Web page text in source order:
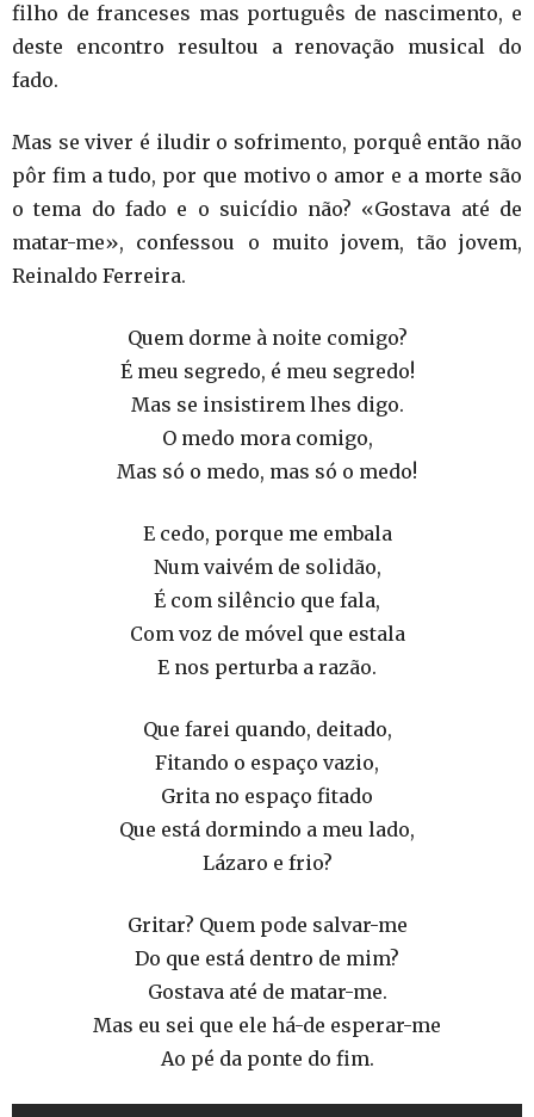
filho de franceses mas português de nascimento, e
deste encontro resultou a renovação musical do
fado.
Mas se viver é iludir o sofrimento, porquê então não
pôr fim a tudo, por que motivo o amor e a morte são
o tema do fado e o suicídio não? «Gostava até de
matar-me», confessou o muito jovem, tão jovem,
Reinaldo Ferreira.
Quem dorme à noite comigo?
É meu segredo, é meu segredo!
Mas se insistirem lhes digo.
O medo mora comigo,
Mas só o medo, mas só o medo!
E cedo, porque me embala
Num vaivém de solidão,
É com silêncio que fala,
Com voz de móvel que estala
E nos perturba a razão.
Que farei quando, deitado,
Fitando o espaço vazio,
Grita no espaço fitado
Que está dormindo a meu lado,
Lázaro e frio?
Gritar? Quem pode salvar-me
Do que está dentro de mim?
Gostava até de matar-me.
Mas eu sei que ele há-de esperar-me
Ao pé da ponte do fim.